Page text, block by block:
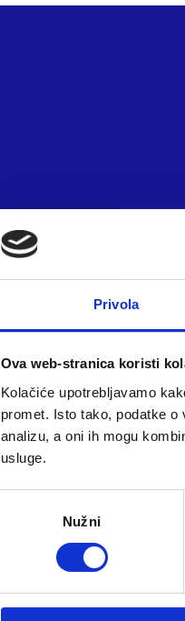
Privola
Ova web-stranica koristi
Kolačiće upotrebljavamo
promet. Isto tako, podatke
analizu, a oni ih mogu
usluge.
Nužni